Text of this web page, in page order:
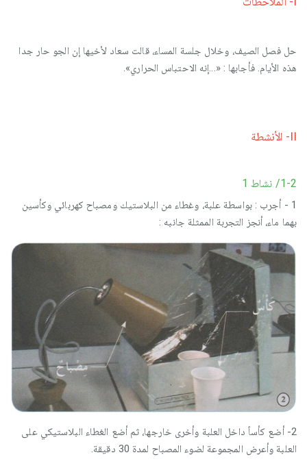
حل فصل الصيف، وخلال جلسة المساء، قالت سعاد لأخيها إن الجو حار جدا
هذه الأيام. فأجابها : «...إنه الاحتباس الحراري».
II- الأنشطة
1-2/ نشاط 1
1 - أجرب : بواسطة علبة، وغطاء من البلاستيك ومصباح كهربائي وكأسين
بهما ماء، أنجز التجربة الممثلة جانبه :
2- أضع كأساً داخل العلبة وأخرى خارجها، ثم أضع الغطاء البلاستيكي على
العلبة وأعرض المجموعة لضوء المصباح لمدة 30 دقيقة.